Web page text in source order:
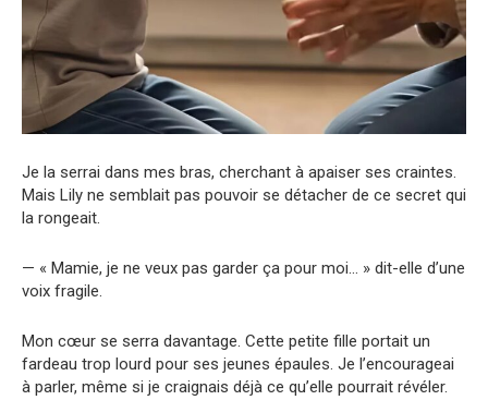
Je la serrai dans mes bras, cherchant à apaiser ses craintes.
Mais Lily ne semblait pas pouvoir se détacher de ce secret qui
la rongeait.
— « Mamie, je ne veux pas garder ça pour moi… » dit-elle d’une
voix fragile.
Mon cœur se serra davantage. Cette petite fille portait un
fardeau trop lourd pour ses jeunes épaules. Je l’encourageai
à parler, même si je craignais déjà ce qu’elle pourrait révéler.